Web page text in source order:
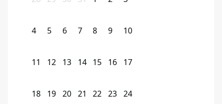
4 5 6 7 8 9 10
11 12 13 14 15 16 17
18 19 20 21 22 23 24